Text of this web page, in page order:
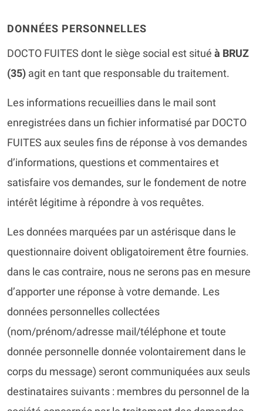
DONNÉES PERSONNELLES
DOCTO FUITES dont le siège social est situé à BRUZ
(35) agit en tant que responsable du traitement.
Les informations recueillies dans le mail sont
enregistrées dans un fichier informatisé par DOCTO
FUITES aux seules fins de réponse à vos demandes
d’informations, questions et commentaires et
satisfaire vos demandes, sur le fondement de notre
intérêt légitime à répondre à vos requêtes.
Les données marquées par un astérisque dans le
questionnaire doivent obligatoirement être fournies.
dans le cas contraire, nous ne serons pas en mesure
d’apporter une réponse à votre demande. Les
données personnelles collectées
(nom/prénom/adresse mail/téléphone et toute
donnée personnelle donnée volontairement dans le
corps du message) seront communiquées aux seuls
destinataires suivants : membres du personnel de la